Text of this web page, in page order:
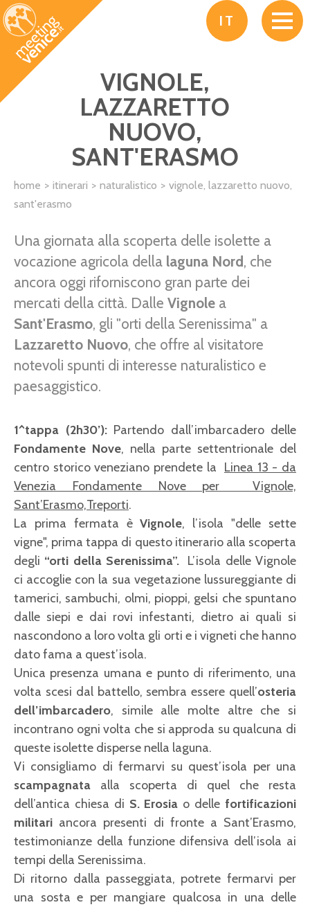
Salta al contenuto principale
IT
VIGNOLE,
LAZZARETTO
NUOVO,
SANT'ERASMO
home itinerari naturalistico
vignole, lazzaretto nuovo,
sant'erasmo
Una giornata alla scoperta delle isolette a
vocazione agricola della laguna Nord, che
ancora oggi riforniscono gran parte dei
mercati della città. Dalle Vignole a
Sant'Erasmo, gli "orti della Serenissima" a
Lazzaretto Nuovo, che offre al visitatore
notevoli spunti di interesse naturalistico e
paesaggistico.
1^tappa (2h30’):Partendo dall’imbarcadero delle
Fondamente Nove, nella parte settentrionale del
centro storico veneziano prendete la Linea 13 - da
Venezia Fondamente Nove per Vignole,
Sant’Erasmo,Treporti.
La prima fermata èVignole, l’isola "delle sette
vigne", prima tappa di questo itinerario alla scoperta
degli “orti della Serenissima”. L’isola delle Vignole
ci accoglie con la sua vegetazione lussureggiante di
tamerici, sambuchi, olmi, pioppi, gelsi che spuntano
dalle siepi e dai rovi infestanti, dietro ai quali si
nascondono a loro volta gli orti e i vigneti che hanno
dato fama a quest’isola.
Unica presenza umana e punto di riferimento, una
volta scesi dal battello, sembra essere quell’osteria
dell’imbarcadero, simile alle molte altre che si
incontrano ogni volta che si approda su qualcuna di
queste isolette disperse nella laguna.
Vi consigliamo di fermarvi su quest’isola per una
scampagnata alla scoperta di quel che resta
dell’antica chiesa di S. Erosia o dellefortificazioni
militari ancora presenti di fronte a Sant’Erasmo,
testimonianze della funzione difensiva dell’isola ai
tempi della Serenissima.
Di ritorno dalla passeggiata, potrete fermarvi per
una sosta e per mangiare qualcosa in una delle